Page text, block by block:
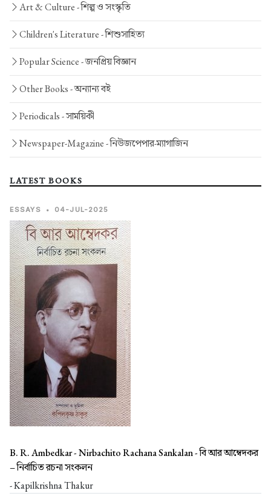
Art & Culture -শিল্প ও সংস্কৃতি
Children's Literature -শিশুসাহিত্য
Popular Science -জনপ্রিয় বিজ্ঞান
Other Books -অন্যান্য বই
Periodicals -সাময়িকী
Newspaper-Magazine -নিউজপেপার-ম্যাগাজিন
LATEST BOOKS
ESSAYS • 04-JUL-2025
B. R. Ambedkar - Nirbachito Rachana Sankalan -বি আর আম্বেদকর
– নির্বাচিত রচনা সংকলন
- Kapilkrishna Thakur